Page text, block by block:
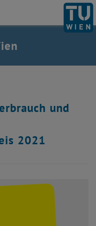
auflisten
und
2021